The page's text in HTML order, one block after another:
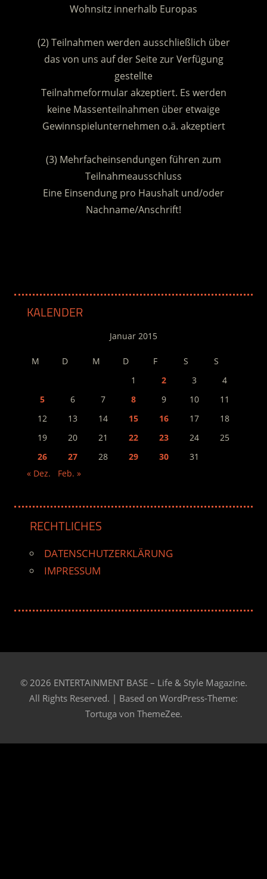
Wohnsitz innerhalb Europas
(2) Teilnahmen werden ausschließlich über
das von uns auf der Seite zur Verfügung
gestellte
Teilnahmeformular akzeptiert. Es werden
keine Massenteilnahmen über etwaige
Gewinnspielunternehmen o.ä. akzeptiert
(3) Mehrfacheinsendungen führen zum
Teilnahmeausschluss
Eine Einsendung pro Haushalt und/oder
Nachname/Anschrift!
KALENDER
Januar 2015
M D M D F S
S
1
2 3
4
5
6 7 8 9 10
11
12
13 14 15 16 17
18
19
20 21 22 23 24
25
26
27 28 29 30
31
« Dez.
Feb. »
RECHTLICHES
DATENSCHUTZERKLÄRUNG
IMPRESSUM
© 2026 ENTERTAINMENT BASE – Life & Style Magazine.
All Rights Reserved. | Based on WordPress-Theme:
Tortuga von ThemeZee.